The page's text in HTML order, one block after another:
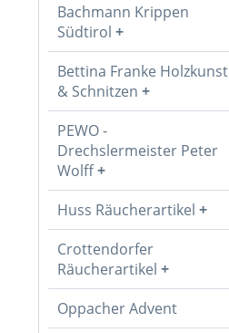
Bachmann Krippen
Südtirol
Bettina Franke Holzkunst
& Schnitzen
PEWO -
Drechslermeister Peter
Wolff
Huss Räucherartikel
Crottendorfer
Räucherartikel
Oppacher Advent